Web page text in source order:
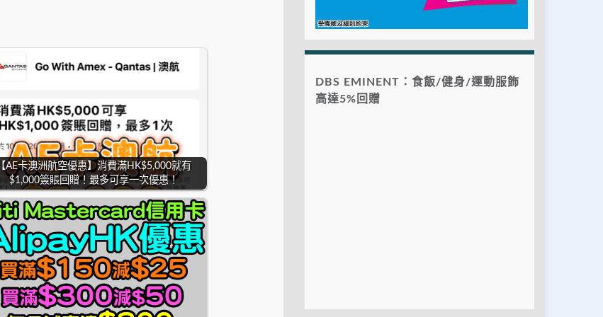
【AE卡澳洲航空優惠】消費滿HK$5,000就有
$1,000簽賬回贈！最多可享一次優惠！
DBS EMINENT：食飯/健身/運動服飾
高達5%回贈